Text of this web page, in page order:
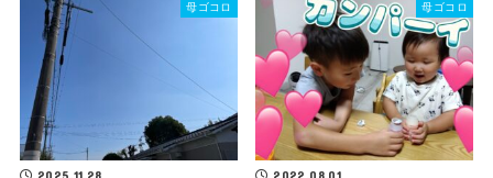
母ゴコロ
2025.11.28
母ゴコロ
2022.08.01